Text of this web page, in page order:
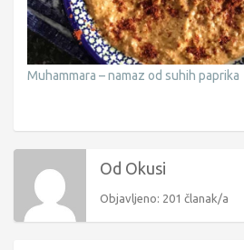
Muhammara – namaz od suhih paprika
Od Okusi
Objavljeno: 201 članak/a